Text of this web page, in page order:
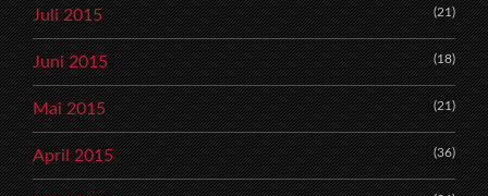
Juli 2015 (21)
Juni 2015 (18)
Mai 2015 (21)
April 2015 (36)